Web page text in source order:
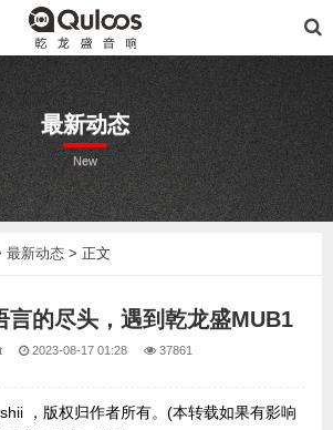
最新动态
New
最新动态 > 正文
言的尽头，遇到乾龙盛MUB1
2023-08-17 01:28 37861
，版权归作者所有。(本转载如果有影响